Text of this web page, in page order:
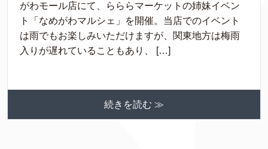
がわモール店にて、らららマーケットの姉妹イベン
ト「なめがわマルシェ」を開催。当店でのイベント
は雨でもお楽しみいただけますが、関東地方は梅雨
入りが遅れていることもあり、 […]
続きを読む ≫